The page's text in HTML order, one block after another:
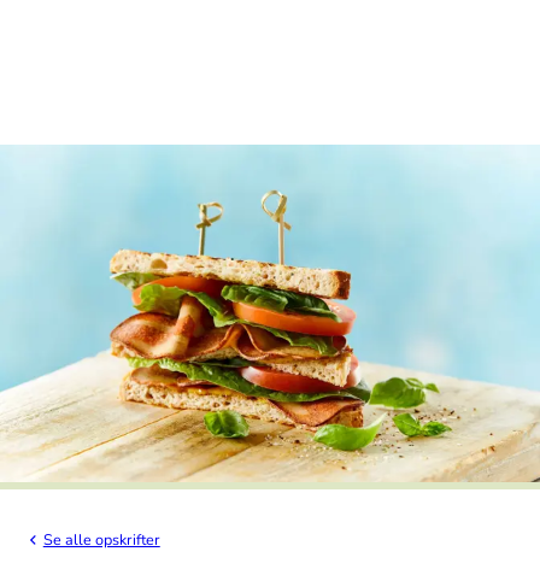
Se alle opskrifter